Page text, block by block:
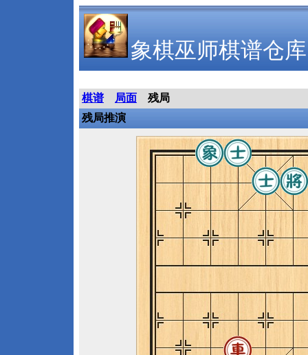
象棋巫师棋谱仓库
棋谱 局面
残局
残局推演